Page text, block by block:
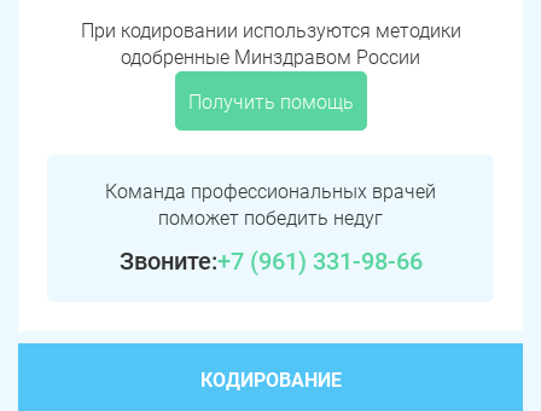
При кодировании используются методики
одобренные Минздравом России
Получить помощь
Команда профессиональных врачей
поможет победить недуг
Звоните:+7 (961) 331-98-66
КОДИРОВАНИЕ